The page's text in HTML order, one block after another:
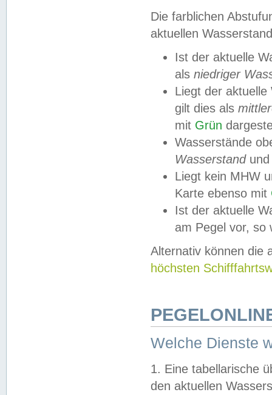
Die farblichen
aktuellen
Ist der aktuelle
als niedriger
Liegt der
gilt dies als
mit Grün
Wasserstände
Wasserstandund
Liegt kein MHW
Karte ebenso mit
Ist der aktuelle
am Pegel vor,
Alternativ können die
höchsten
Welche Dienste
1. Eine tabellarische
den aktuellen